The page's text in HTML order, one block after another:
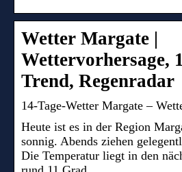
Wetter Margate |
Wettervorhersage,
Trend, Regenradar
14-Tage-Wetter Margate –
Heute ist es in der Region
sonnig. Abends ziehen
Die Temperatur liegt in den